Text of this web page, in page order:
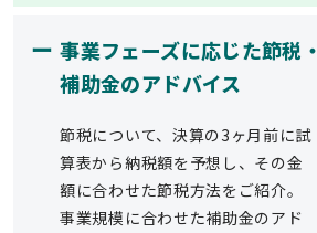
ー 事業フェーズに応じた節税・
補助金のアドバイス
節税について、決算の3ヶ月前に試
算表から納税額を予想し、その金
額に合わせた節税方法をご紹介。
事業規模に合わせた補助金のアド